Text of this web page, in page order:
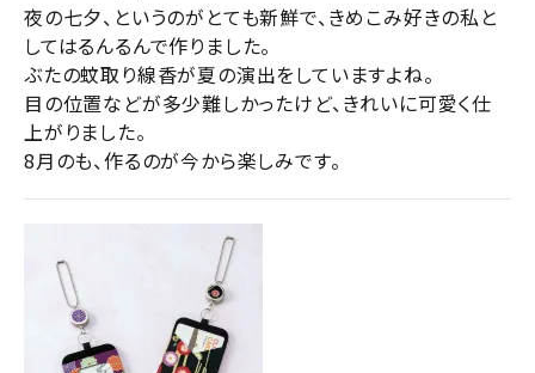
夜の七夕、というのがとても新鮮で、きめこみ好きの私と
してはるんるんで作りました。
ぶたの蚊取り線香が夏の演出をしていますよね。
目の位置などが多少難しかったけど、きれいに可愛く仕
上がりました。
8月のも、作るのが今から楽しみです。